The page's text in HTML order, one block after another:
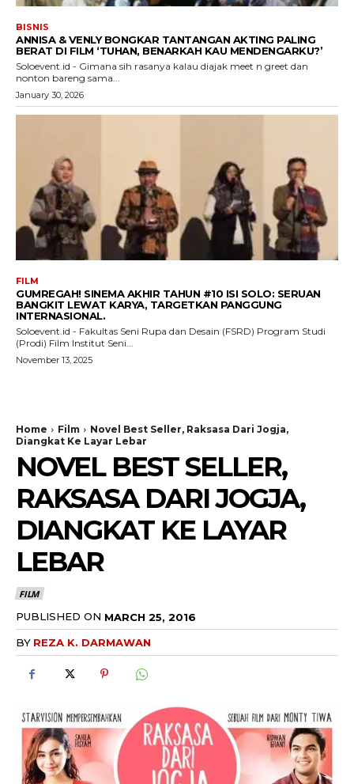
BISNIS
ANNISA & VENLY BONGKAR TANTANGAN AKTING PALING
BERAT DI FILM ‘TUHAN, BENARKAH KAU MENDENGARKU?’
Soloevent.id - Gimana sih rasanya kalau diajak meet n greet dan
nonton bareng sama...
January 30, 2026
FILM
GUMREGAH! SINEMA AKHIR TAHUN #10 ISI SOLO: SERUAN
BANGKIT LEWAT KARYA, TARGETKAN PANGGUNG
INTERNASIONAL.
Soloevent.id - Fakultas Seni Rupa dan Desain (FSRD) Program Studi
(Prodi) Film Institut Seni...
November 13, 2025